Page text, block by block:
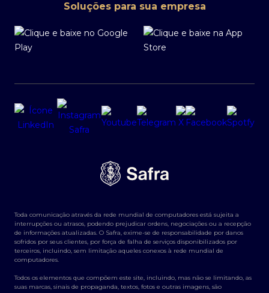
Soluções para sua empresa
Toda comunicação através da rede mundial de computadores está sujeita a
interrupções ou atrasos, podendo prejudicar ordens, negociações ou a recepção
de informações atualizadas. O Safra, exime-se de responsabilidade por danos
sofridos por seus clientes, por força de falha de serviços disponibilizados por
terceiros, incluindo, sem limitação aqueles conexos à rede mundial de
computadores.
Todos os elementos que compõem este site, incluindo, mas não se limitando, as
suas marcas, sinais de propaganda, textos, fotos e outras imagens, são